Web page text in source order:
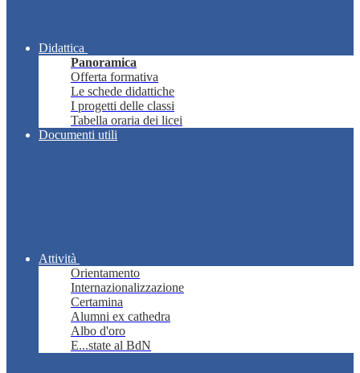
Didattica
Panoramica
Offerta formativa
Le schede didattiche
I progetti delle classi
Tabella oraria dei licei
Documenti utili
Attività
Orientamento
Internazionalizzazione
Certamina
Alumni ex cathedra
Albo d'oro
E...state al BdN